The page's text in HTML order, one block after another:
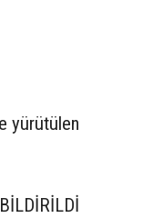
yürütülen